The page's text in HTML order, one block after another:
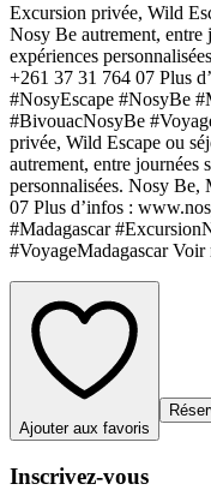
Excursion privée, Wild
Nosy Be autrement, entre
expériences
+261 37 31 764 07 Plus
#NosyEscape #NosyBe
#BivouacNosyBe
privée, Wild Escape ou
autrement, entre journées
personnalisées. Nosy Be,
07 Plus d’infos :
#Madagascar
#VoyageMadagascar Voir
Ajouter aux favoris
Inscrivez-vous